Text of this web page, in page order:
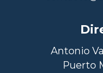
Antonio
Puerto